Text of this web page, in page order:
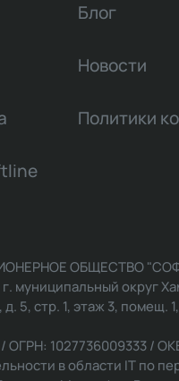
Блог
Новости
Политики
ОБЩЕСТВО
муниципальный округ
д. 5, стр. 1, этаж 3, помещ.
ОГРН: 1027736009333 /
в области IT по